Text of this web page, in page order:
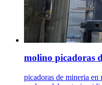
molino picadoras
picadoras de mineria